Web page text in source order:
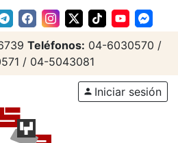
Teléfonos: 04-6030570 /
/ 04-5043081
person Iniciar sesión